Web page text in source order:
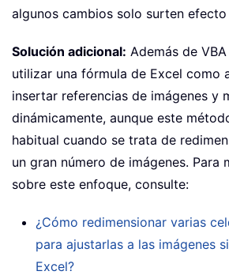
algunos cambios solo surten
Solución adicional: Además de
utilizar una fórmula de Excel como
insertar referencias de imágenes y
dinámicamente, aunque este
habitual cuando se trata de
un gran número de imágenes. Para
sobre este enfoque, consulte:
¿Cómo redimensionar varias
para ajustarlas a las imágenes
Excel?